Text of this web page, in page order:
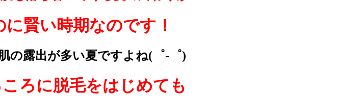
賢い時期なのです！
の露出が多い夏ですよね(゜-゜)
ろに脱毛をはじめても